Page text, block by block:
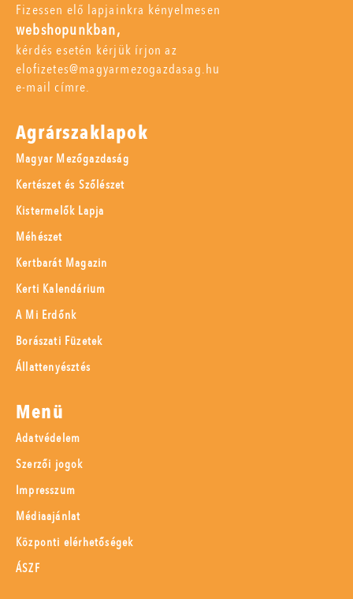
Fizessen elő lapjainkra kényelmesen
webshopunkban,
kérdés esetén kérjük írjon az
elofizetes@magyarmezogazdasag.hu
e-mail címre.
Agrárszaklapok
Magyar Mezőgazdaság
Kertészet és Szőlészet
Kistermelők Lapja
Méhészet
Kertbarát Magazin
Kerti Kalendárium
A Mi Erdőnk
Borászati Füzetek
Állattenyésztés
Menü
Adatvédelem
Szerzői jogok
Impresszum
Médiaajánlat
Központi elérhetőségek
ÁSZF